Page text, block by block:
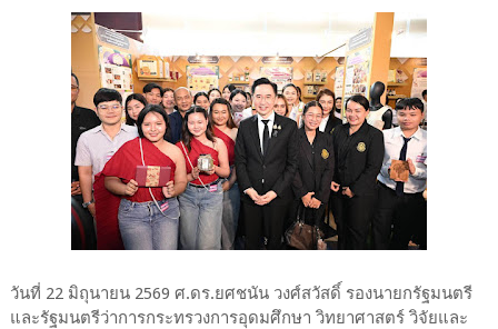
วันที่ 22 มิถุนายน 2569 ศ.ดร.ยศชนัน วงศ์สวัสดิ์ รองนายกรัฐมนตรี
และรัฐมนตรีว่าการกระทรวงการอุดมศึกษา วิทยาศาสตร์ วิจัยและ